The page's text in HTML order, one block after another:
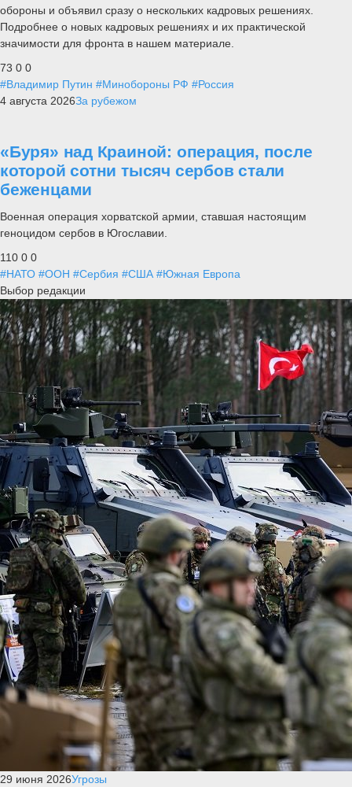
обороны и объявил сразу о нескольких кадровых решениях.
Подробнее о новых кадровых решениях и их практической
значимости для фронта в нашем материале.
73 0 0
#Владимир Путин #Минобороны РФ #Россия
4 августа 2026За рубежом
«Буря» над Краиной: операция, после
которой сотни тысяч сербов стали
беженцами
Военная операция хорватской армии, ставшая настоящим
геноцидом сербов в Югославии.
110 0 0
#НАТО #ООН #Сербия #США #Южная Европа
Выбор редакции
29 июня 2026Угрозы